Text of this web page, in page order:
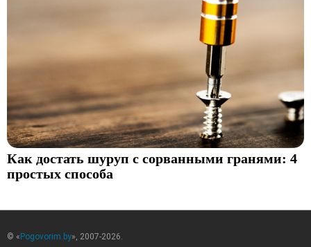
Как достать шуруп с сорванными гранями: 4
простых способа
© «Pogovorim.by», 2007-2026.